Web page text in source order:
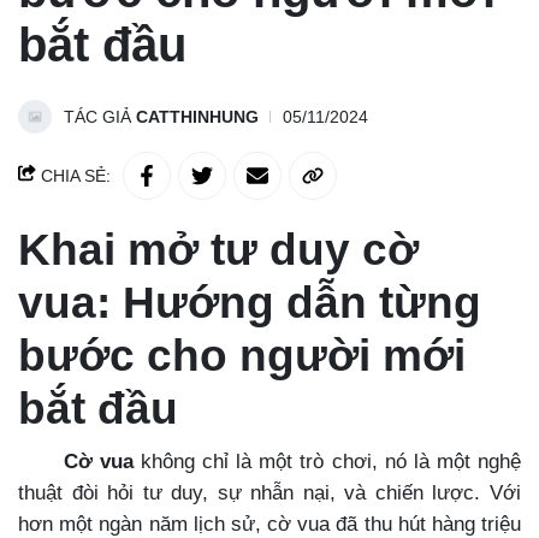
bắt đầu
TÁC GIẢCATTHINHUNG 05/11/2024
CHIA SẺ:
Khai mở tư duy cờ
vua: Hướng dẫn từng
bước cho người mới
bắt đầu
Cờ vua không chỉ là một trò chơi, nó là một nghệ
thuật đòi hỏi tư duy, sự nhẫn nại, và chiến lược. Với
hơn một ngàn năm lịch sử, cờ vua đã thu hút hàng triệu